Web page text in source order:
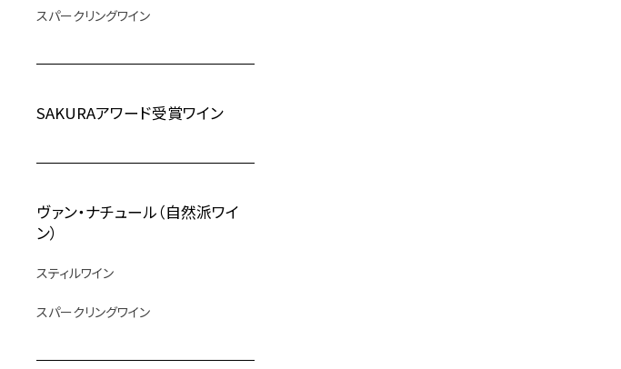
スパークリングワイン
SAKURAアワード受賞ワイン
ヴァン・ナチュール（自然派ワイ
ン）
スティルワイン
スパークリングワイン